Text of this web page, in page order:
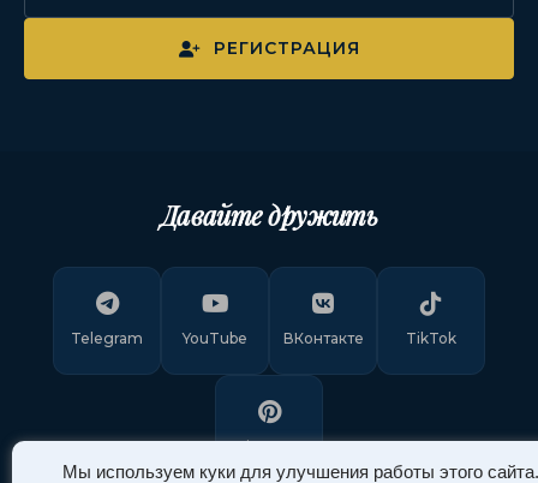
Мы используем куки для улучшения работы этого сайта.
РЕГИСТРАЦИЯ
Давайте дружить
Telegram YouTube ВКонтакте TikTok
Pinterest